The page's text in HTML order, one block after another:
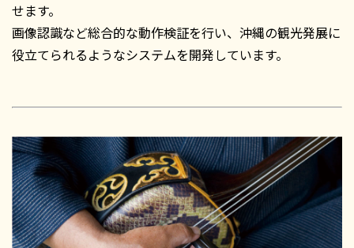
せます。
画像認識など総合的な動作検証を行い、沖縄の観光発展に
役立てられるようなシステムを開発しています。